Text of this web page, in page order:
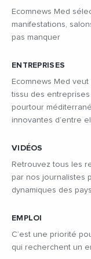
Ecomnews Med
manifestations,
pas manquer
ENTREPRISES
Ecomnews Med
tissu des entreprises
pourtour
innovantes d’entre
VIDÉOS
Retrouvez tous les
par nos journalistes
dynamiques des
EMPLOI
C’est une priorité
qui recherchent un